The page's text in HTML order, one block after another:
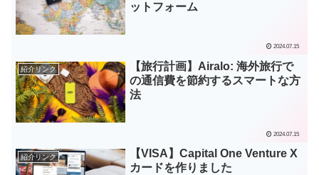
ットフォーム
2024.07.15
紹介リンク
【旅行計画】Airalo: 海外旅行で
の通信費を節約するスマートな方
法
2024.07.15
紹介リンク
【VISA】Capital One Venture X
カードを作りました